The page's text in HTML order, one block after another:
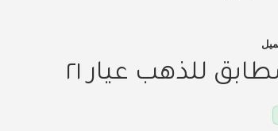
للذهب عيار ٢١